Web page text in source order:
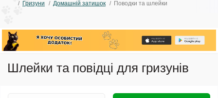
Гризуни Домашній затишок Поводки та шлейки
Шлейки та повідці для гризунів